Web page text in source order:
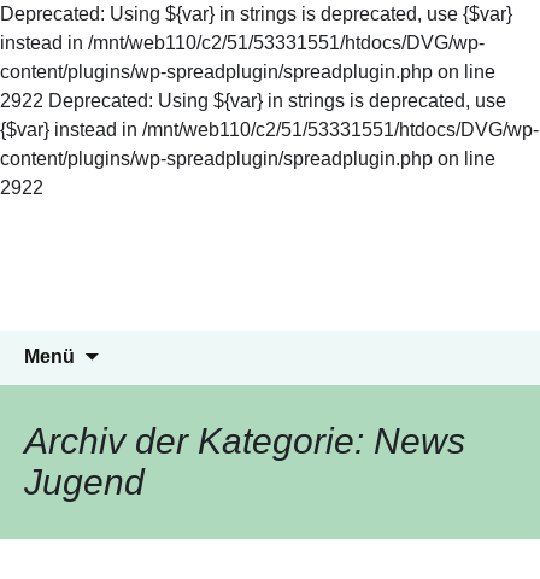
Deprecated: Using ${var} in strings is deprecated, use {$var}
instead in /mnt/web110/c2/51/53331551/htdocs/DVG/wp-
content/plugins/wp-spreadplugin/spreadplugin.php on line
2922 Deprecated: Using ${var} in strings is deprecated, use
{$var} instead in /mnt/web110/c2/51/53331551/htdocs/DVG/wp-
content/plugins/wp-spreadplugin/spreadplugin.php on line
2922
Menü
Archiv der Kategorie: News
Jugend